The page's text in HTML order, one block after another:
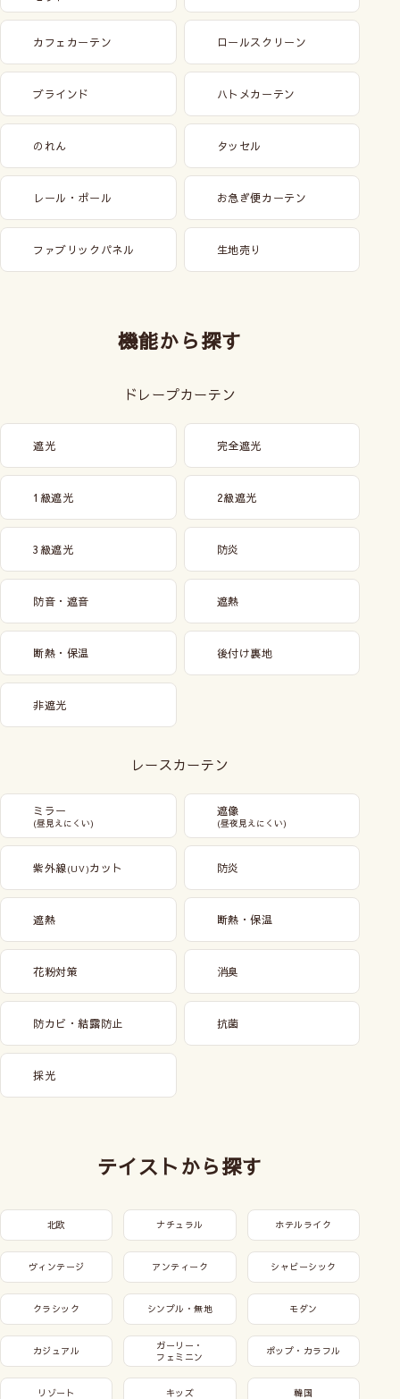
カフェカーテン ロールスクリーン
ブラインド ハトメカーテン
のれん タッセル
レール・ポール お急ぎ便カーテン
ファブリックパネル 生地売り
機能から探す
ドレープカーテン
遮光 完全遮光
1級遮光 2級遮光
3級遮光 防炎
防音・遮音 遮熱
断熱・保温 後付け裏地
非遮光
レースカーテン
ミラー
(昼見えにくい)
遮像
(昼夜見えにくい)
紫外線(UV)カット 防炎
遮熱 断熱・保温
花粉対策 消臭
防カビ・結露防止 抗菌
採光
テイストから探す
北欧 ナチュラル ホテルライク
ヴィンテージ アンティーク シャビーシック
クラシック シンプル・無地 モダン
カジュアル
ガーリー・
フェミニン
ポップ・カラフル
リゾート キッズ 韓国